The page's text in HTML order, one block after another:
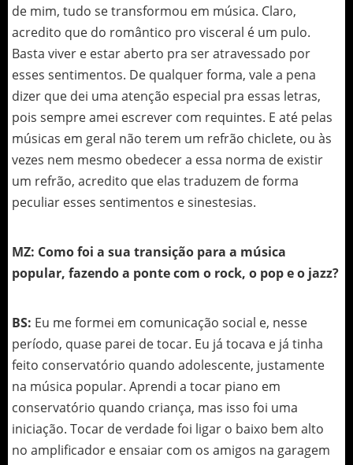
de mim, tudo se transformou em música. Claro,
acredito que do romântico pro visceral é um pulo.
Basta viver e estar aberto pra ser atravessado por
esses sentimentos. De qualquer forma, vale a pena
dizer que dei uma atenção especial pra essas letras,
pois sempre amei escrever com requintes. E até pelas
músicas em geral não terem um refrão chiclete, ou às
vezes nem mesmo obedecer a essa norma de existir
um refrão, acredito que elas traduzem de forma
peculiar esses sentimentos e sinestesias.
MZ: Como foi a sua transição para a música
popular, fazendo a ponte com o rock, o pop e o jazz?
BS: Eu me formei em comunicação social e, nesse
período, quase parei de tocar. Eu já tocava e já tinha
feito conservatório quando adolescente, justamente
na música popular. Aprendi a tocar piano em
conservatório quando criança, mas isso foi uma
iniciação. Tocar de verdade foi ligar o baixo bem alto
no amplificador e ensaiar com os amigos na garagem